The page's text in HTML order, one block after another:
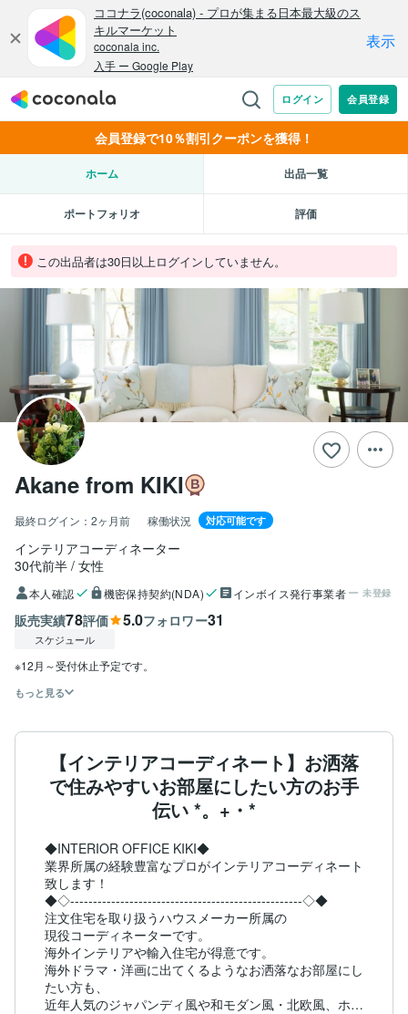
会員登録で10％割引クーポンを獲得！
ホーム 出品一覧
ポートフォリオ 評価
この出品者は30日以上ログインしていません。
Akane from KIKI
最終ログイン： 2ヶ月前 稼働状況 対応可能です
インテリアコーディネーター
30代前半 女性
本人確認 機密保持契約(NDA) インボイス発行事業者 未登録
販売実績78評価 5.0フォロワー31
スケジュール
※12月～受付休止予定です。
もっと見る
【インテリアコーディネート】お洒落
で住みやすいお部屋にしたい方のお手
伝い *。+・*
◆INTERIOR OFFICE KIKI◆
業界所属の経験豊富なプロがインテリアコーディネート
致します！
◆◇---------------------------------------------------◇◆
注文住宅を取り扱うハウスメーカー所属の
現役コーディネーターです。
海外インテリアや輸入住宅が得意です。
海外ドラマ・洋画に出てくるようなお洒落なお部屋にし
たい方も、
近年人気のジャパンディ風や和モダン風・北欧風、ホテ